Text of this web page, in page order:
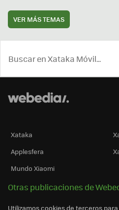
VER MÁS TEMAS
Xataka
Applesfera
Mundo Xiaomi
Otras publicaciones de
Utilizamos cookies de terceros